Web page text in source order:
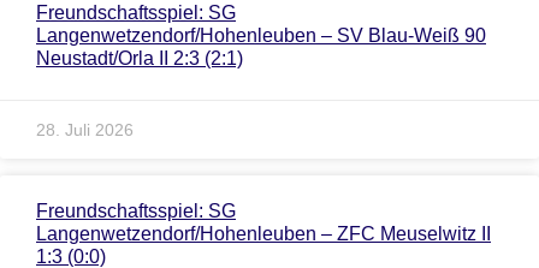
Freundschaftsspiel: SG
Langenwetzendorf/Hohenleuben – SV Blau-Weiß 90
Neustadt/Orla II 2:3 (2:1)
28. Juli 2026
Freundschaftsspiel: SG
Langenwetzendorf/Hohenleuben – ZFC Meuselwitz II
1:3 (0:0)